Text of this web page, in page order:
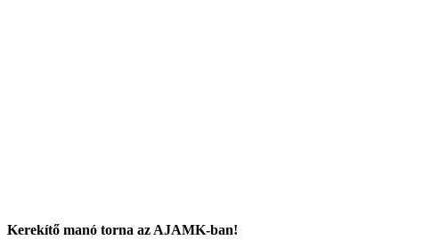
Kerekítő manó torna az AJAMK-ban!